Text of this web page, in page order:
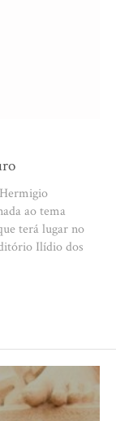
ao tema
terá lugar no
Ilídio dos